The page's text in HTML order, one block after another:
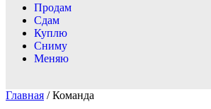
Продам
Сдам
Куплю
Сниму
Меняю
Главная / Команда